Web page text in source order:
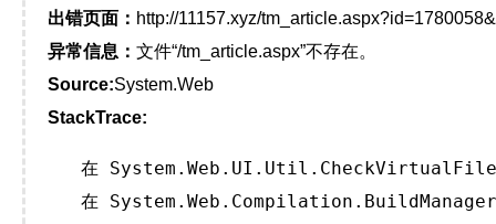
出错页面： http://11157.xyz/
异常信息： 文件“/tm_article.aspx”不存在。
Source:System.Web
StackTrace:
在
在